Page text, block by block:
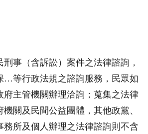
事（含訴訟）案件之法律諮詢，
…等行政法規之諮詢服務，民眾如
府主管機關辦理洽詢；蒐集之法律
關及民間公益團體，其他政黨、
務所及個人辦理之法律諮詢則不含